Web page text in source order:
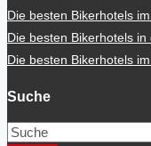
Die besten Bikerhotels
Die besten Bikerhotels in
Die besten Bikerhotels
Suche